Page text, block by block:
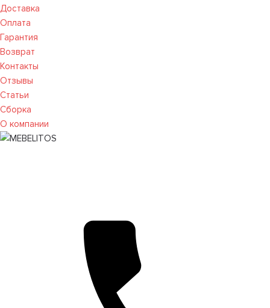
Доставка
Оплата
Гарантия
Возврат
Контакты
Отзывы
Статьи
Сборка
О компании